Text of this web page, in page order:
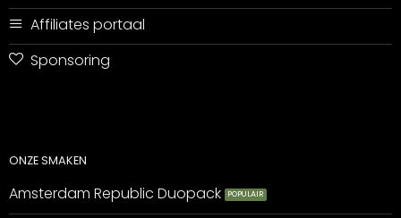
Affiliates portaal
Sponsoring
ONZE SMAKEN
Amsterdam Republic Duopack